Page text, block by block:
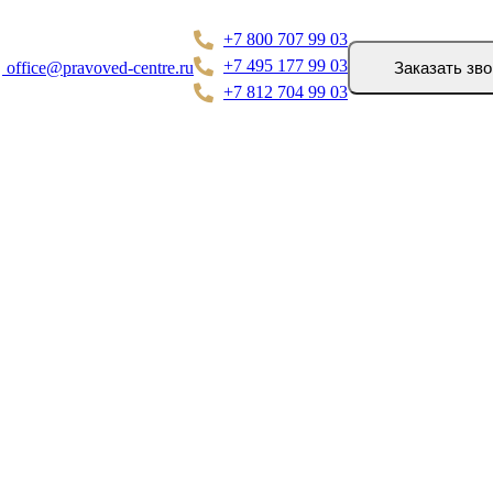
office@pravoved-centre.ru
+7 800 707 99 03
+7 495 177 99 03
+7 812 704 99 03
Заказать